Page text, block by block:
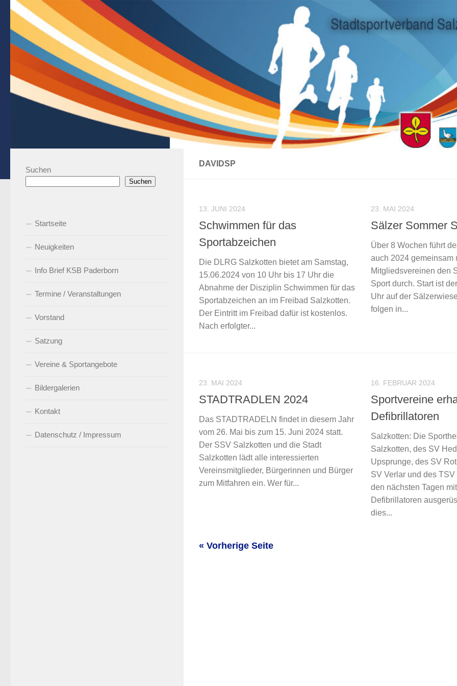
Zum Inhalt springen
DAVIDSP
13. JUNI 2024
Schwimmen für das
Sportabzeichen
Die DLRG Salzkotten bietet am Samstag,
15.06.2024 von 10 Uhr bis 17 Uhr die
Abnahme der Disziplin Schwimmen für das
Sportabzeichen an im Freibad Salzkotten.
Der Eintritt im Freibad dafür ist kostenlos.
Nach erfolgter...
23. MAI 2024
Sälzer Sommer
Über 8 Wochen führt
auch 2024 gemeinsam
Mitgliedsvereinen den
Sport durch. Start ist
Uhr auf der
folgen in...
23. MAI 2024
STADTRADLEN 2024
Das STADTRADELN findet in diesem Jahr
vom 26. Mai bis zum 15. Juni 2024 statt.
Der SSV Salzkotten und die Stadt
Salzkotten lädt alle interessierten
Vereinsmitglieder, Bürgerinnen und Bürger
zum Mitfahren ein. Wer für...
16. FEBRUAR 2024
Sportvereine
Defibrillatoren
Salzkotten: Die
Salzkotten, des SV
Upsprunge, des SV
SV Verlar und des
den nächsten Tagen
Defibrillatoren
dies...
« Vorherige Seite
Suchen
Suchen
Startseite
Neuigkeiten
Info Brief KSB Paderborn
Termine / Veranstaltungen
Vorstand
Satzung
Vereine & Sportangebote
Bildergalerien
Kontakt
Datenschutz / Impressum